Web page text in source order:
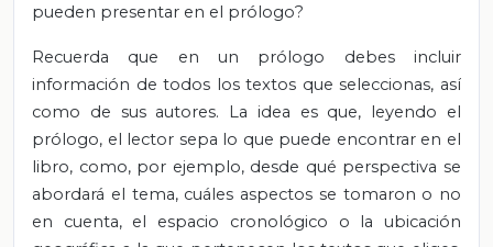
pueden presentar en el prólogo?
Recuerda que en un prólogo debes incluir
información de todos los textos que seleccionas, así
como de sus autores. La idea es que, leyendo el
prólogo, el lector sepa lo que puede encontrar en el
libro, como, por ejemplo, desde qué perspectiva se
abordará el tema, cuáles aspectos se tomaron o no
en cuenta, el espacio cronológico o la ubicación